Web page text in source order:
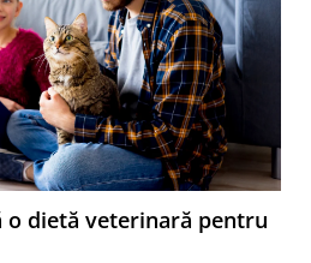
o dietă veterinară pentru